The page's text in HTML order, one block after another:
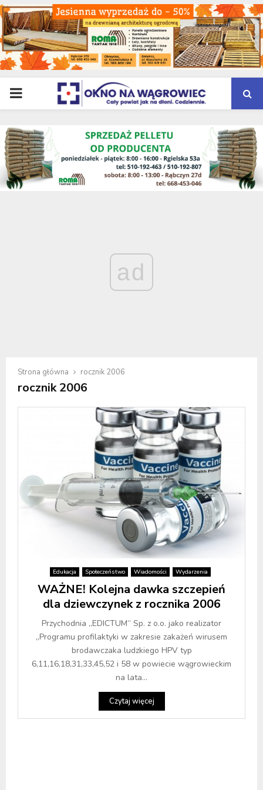
PRIMARY
MENU
ad
Strona główna rocznik 2006
rocznik 2006
Edukacja Społeczeństwo Wiadomości Wydarzenia
WAŻNE! Kolejna dawka szczepień
dla dziewczynek z rocznika 2006
Przychodnia „EDICTUM” Sp. z o.o. jako realizator
„Programu profilaktyki w zakresie zakażeń wirusem
brodawczaka ludzkiego HPV typ
6,11,16,18,31,33,45,52 i 58 w powiecie wągrowieckim
na lata...
Czytaj więcej